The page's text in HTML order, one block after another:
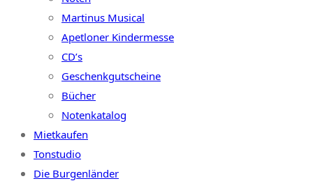
Martinus Musical
Apetloner Kindermesse
CD’s
Geschenkgutscheine
Bücher
Notenkatalog
Mietkaufen
Tonstudio
Die Burgenländer